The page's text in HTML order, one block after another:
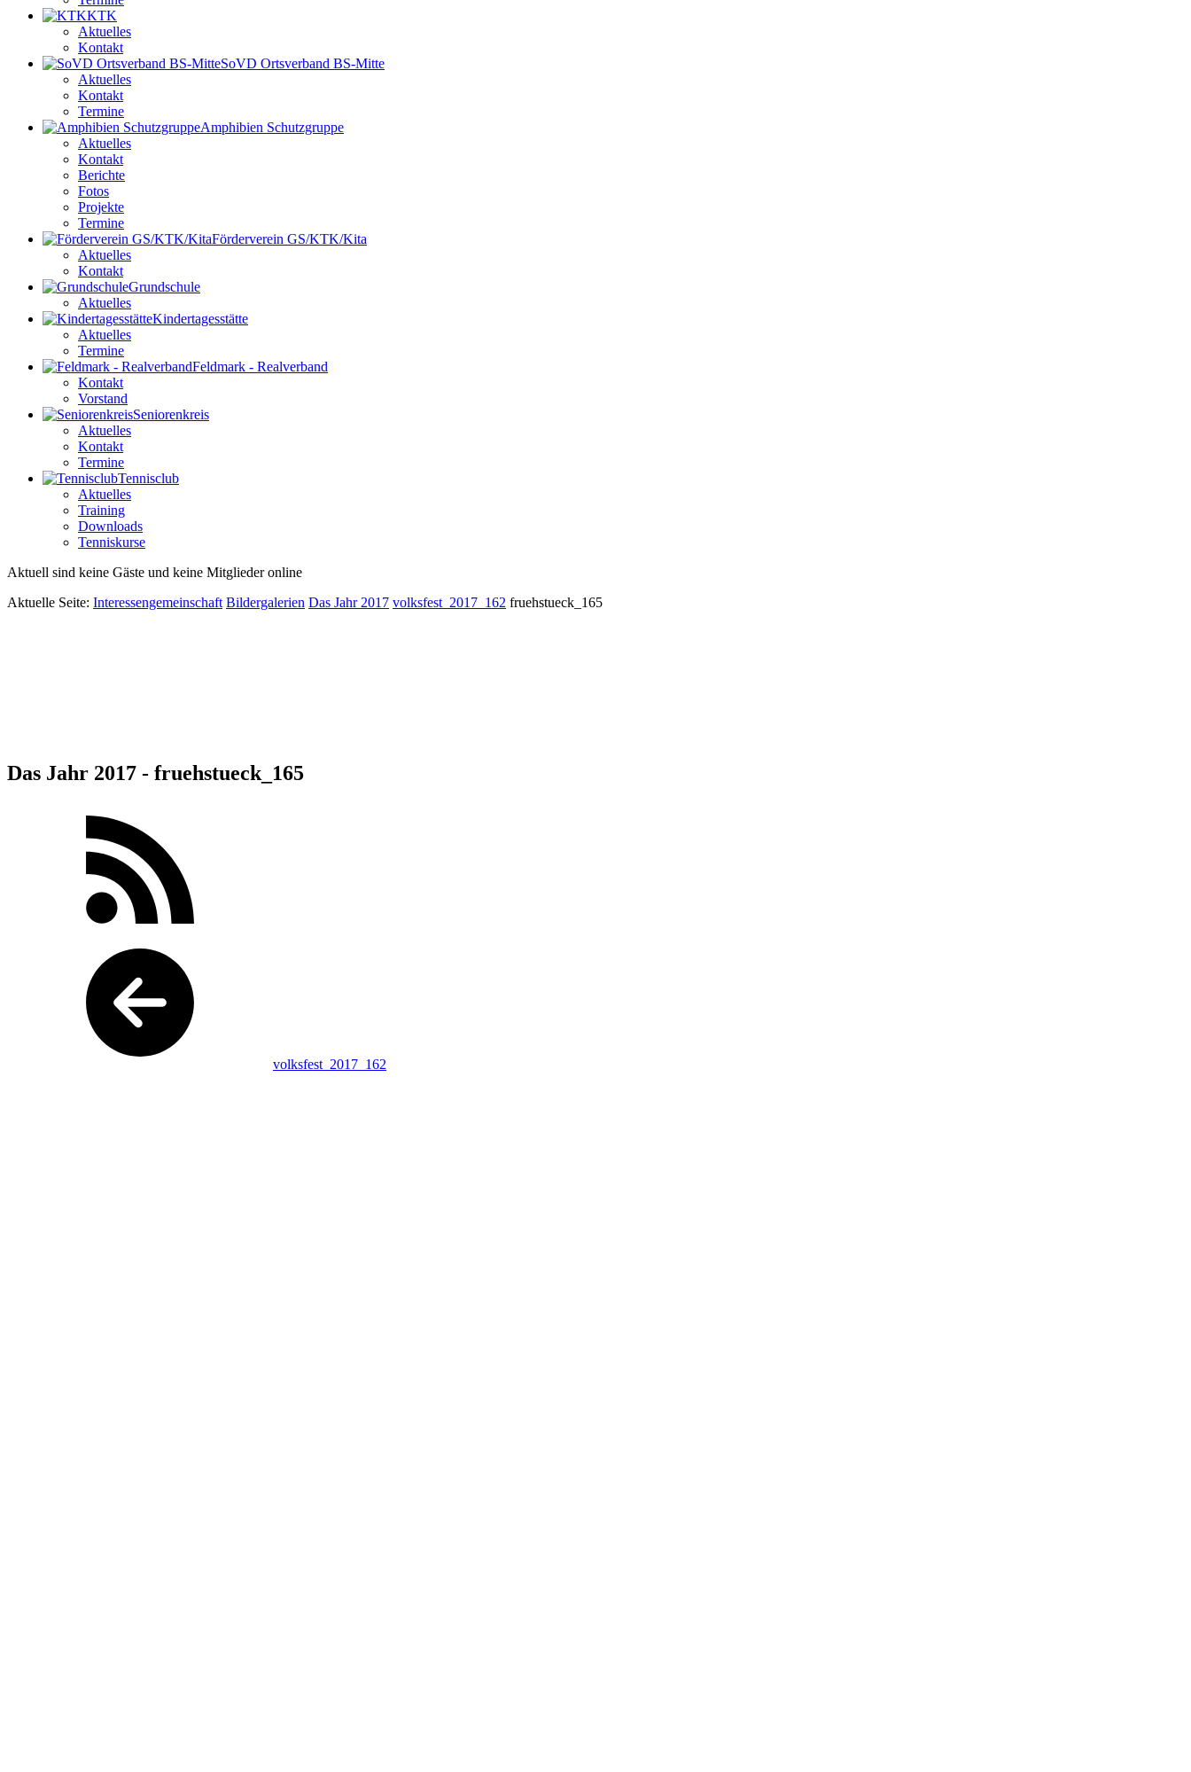
KTK
Aktuelles
Kontakt
SoVD Ortsverband BS-Mitte
Aktuelles
Kontakt
Termine
Amphibien Schutzgruppe
Aktuelles
Kontakt
Berichte
Fotos
Projekte
Termine
Förderverein GS/KTK/Kita
Aktuelles
Kontakt
Grundschule
Aktuelles
Kindertagesstätte
Aktuelles
Termine
Feldmark - Realverband
Kontakt
Vorstand
Seniorenkreis
Aktuelles
Kontakt
Termine
Tennisclub
Aktuelles
Training
Downloads
Tenniskurse
Aktuell sind keine Gäste und keine Mitglieder online
Aktuelle Seite: Interessengemeinschaft Bildergalerien Das Jahr 2017 volksfest_2017_162 fruehstueck_165
Das Jahr 2017 - fruehstueck_165
volksfest_2017_162